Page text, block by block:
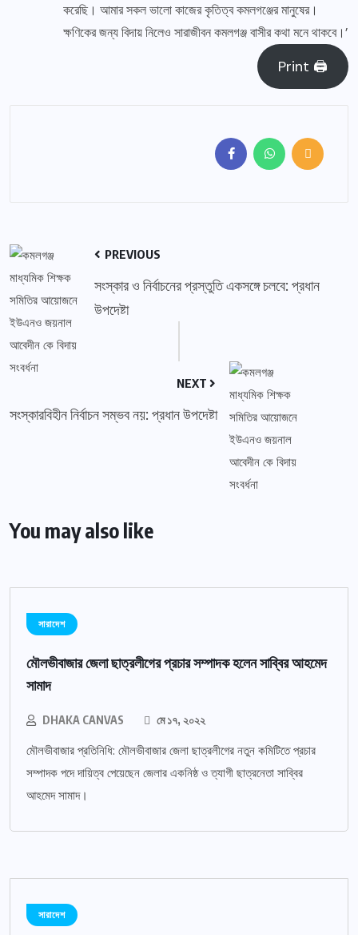
করেছি। আমার সকল ভালো কাজের কৃতিত্ব কমলগঞ্জের মানুষের।
ক্ষণিকের জন্য বিদায় নিলেও সারাজীবন কমলগঞ্জ বাসীর কথা মনে থাকবে।’
Print 🖨
PREVIOUS
সংস্কার ও নির্বাচনের প্রস্তুতি একসঙ্গে চলবে: প্রধান
উপদেষ্টা
NEXT
সংস্কারবিহীন নির্বাচন সম্ভব নয়: প্রধান উপদেষ্টা
You may also like
সারাদেশ
মৌলভীবাজার জেলা ছাত্রলীগের প্রচার সম্পাদক হলেন সাব্বির আহমেদ
সামাদ
DHAKA CANVAS মে ১৭, ২০২২
মৌলভীবাজার প্রতিনিধি: মৌলভীবাজার জেলা ছাত্রলীগের নতুন কমিটিতে প্রচার
সম্পাদক পদে দায়িত্ব পেয়েছেন জেলার একনিষ্ঠ ও ত্যাগী ছাত্রনেতা সাব্বির
আহমেদ সামাদ।
সারাদেশ